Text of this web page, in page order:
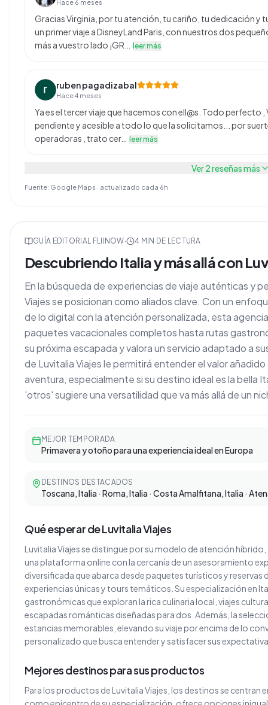
Hace 6 meses
Gracias Virginia, por tu atención, tu cariño, tu dedicación y
un primer viaje a DisneyLand Paris, con nuestros dos
más a vuestro lado ¡GR…
leer más
ruben pagadizabal
Hace 4 meses
Ya es el tercer viaje que hacemos con ell@s. Todo perfecto
pendiente y acesible a todo lo que la solicitamos... por
operadoras , trato cer…
leer más
Ver2reseñas más
Fuente: Google Maps · actualizado cada 6h
GUÍA EDITORIAL FLIINOW· 4 MIN DE LECTURA
Descubriendo Italia y más allá con
En la búsqueda de experiencias de viaje auténticas y
Viajes se posicionan como aliados clave. Con un
de lo digital con la atención personalizada, esta
paquetes vacacionales completos hasta rutas
su próxima escapada y valora un servicio adaptado a
de Luvitalia Viajes le permitirá entender el valor
aventura, especialmente si su destino ideal es la bella
'otros' sugiere una versatilidad que va más allá de un
MEJOR TEMPORADA
Primavera y otoño para una experiencia ideal en Europa
DESTINOS DESTACADOS
Toscana, Italia · Roma, Italia · Costa Amalfitana, Italia ·
Qué esperar de Luvitalia Viajes
Luvitalia Viajes se distingue por su modelo de atención
una plataforma online con la cercanía de un asesoramiento
diversificada que abarca desde paquetes turísticos y reservas
experiencias únicas y tours temáticos. Su especialización en
gastronómicas que exploran la rica culinaria local, viajes
escapadas románticas diseñadas para dos. Además, la
estancias memorables, elevando su viaje por encima de lo
personalizado que busca entender y satisfacer sus
Mejores destinos para sus productos
Para los productos de Luvitalia Viajes, los destinos se centran